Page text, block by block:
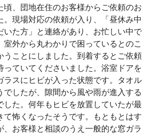
頃、団地在住のお客様からご依頼のお
。現場対応の依頼が入り、「昼休み中
いた方」と連絡があり、お忙しい中で
室外から丸わかりで困っているとのこ
うことにしました。到着するとご依頼
っていてくださいました。浴室ドアを
ラスにヒビが入った状態です。タオル
でしたが、隙間から風や雨が進入する
した。何年もヒビを放置していたが最
て怖くなったそうです。もともとはす
、お客様と相談のうえ一般的な窓ガラ